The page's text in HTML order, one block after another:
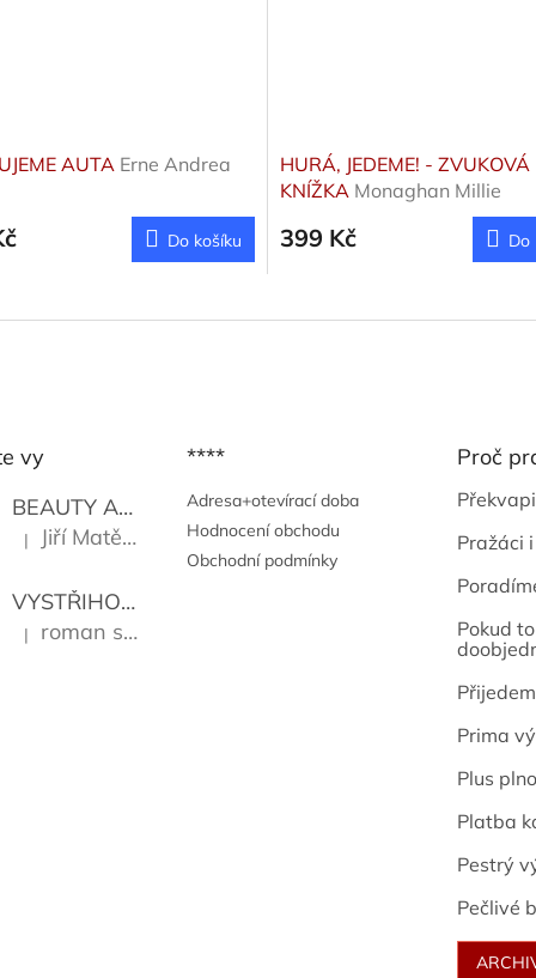
AUTA Erne Andrea
Do košíku
HURÁ, JEDEME! - ZVUKOVÁ
KNÍŽKA Monaghan Millie
399 Kč Do
vy
BEAUTY AND THE BEAT
Go Go's
Hodnocení produktu je 5 z 5 hvězdiček.
| Jiří Matějů
VYSTŘIHOVÁNKY - PRAŽSKÉ PAMÁTKY Kropáček
Hodnocení produktu je 5 z 5 hvězdiček.
| roman sekanina
****
Adresa+otevírací doba
Hodnocení obchodu
Obchodní podmínky
Proč
Pražáci
Pokud
Prima
Plus
Platba
Pestrý
Pečlivé